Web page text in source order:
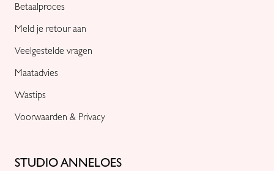
STUDIO ANNELOES
Betaalproces
Meld je retour aan
Veelgestelde vragen
Maatadvies
Wastips
Voorwaarden & Privacy